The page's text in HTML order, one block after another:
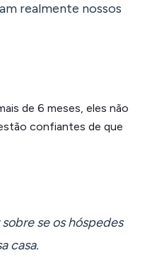
realmente nossos
de 6 meses, eles não
confiantes de que
se os hóspedes
casa.